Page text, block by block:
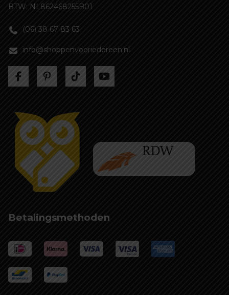
BTW: NL862468255B01
(06) 38 67 83 63
info@shoppenvooriedereen.nl
Betalingsmethoden